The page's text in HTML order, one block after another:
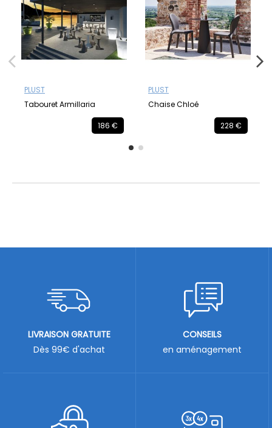
PLUST
Tabouret Armillaria
186 €
PLUST
Chaise Chloé
228 €
LIVRAISON GRATUITE
Dès 99€ d'achat
CONSEILS
en aménagement